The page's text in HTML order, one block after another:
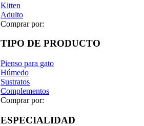
Kitten
Adulto
Comprar por:
TIPO DE PRODUCTO
Pienso para gato
Húmedo
Sustratos
Complementos
Comprar por:
ESPECIALIDAD